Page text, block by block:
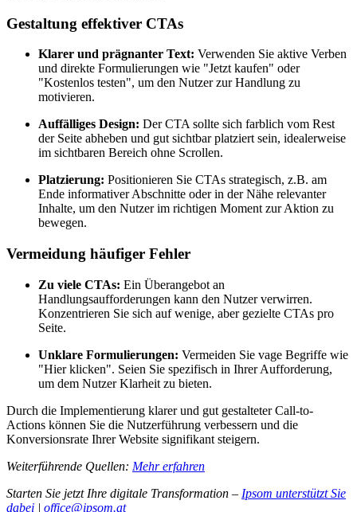
Gestaltung effektiver CTAs
Klarer und prägnanter Text: Verwenden Sie aktive Verben
und direkte Formulierungen wie "Jetzt kaufen" oder
"Kostenlos testen", um den Nutzer zur Handlung zu
motivieren.
Auffälliges Design: Der CTA sollte sich farblich vom Rest
der Seite abheben und gut sichtbar platziert sein, idealerweise
im sichtbaren Bereich ohne Scrollen.
Platzierung: Positionieren Sie CTAs strategisch, z.B. am
Ende informativer Abschnitte oder in der Nähe relevanter
Inhalte, um den Nutzer im richtigen Moment zur Aktion zu
bewegen.
Vermeidung häufiger Fehler
Zu viele CTAs: Ein Überangebot an
Handlungsaufforderungen kann den Nutzer verwirren.
Konzentrieren Sie sich auf wenige, aber gezielte CTAs pro
Seite.
Unklare Formulierungen: Vermeiden Sie vage Begriffe wie
"Hier klicken". Seien Sie spezifisch in Ihrer Aufforderung,
um dem Nutzer Klarheit zu bieten.
Durch die Implementierung klarer und gut gestalteter Call-to-
Actions können Sie die Nutzerführung verbessern und die
Konversionsrate Ihrer Website signifikant steigern.
Weiterführende Quellen: Mehr erfahren
Starten Sie jetzt Ihre digitale Transformation – Ipsom unterstützt Sie
dabei | office@ipsom.at